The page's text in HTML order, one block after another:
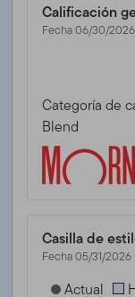
Calificación
Fecha 06/30/2026
Categoría de
Blend
Casilla de
Fecha 05/31/2026
Actual